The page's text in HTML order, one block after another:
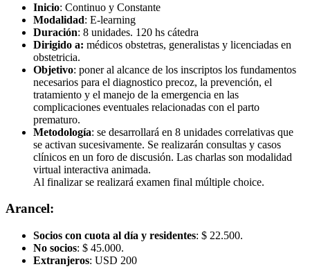
Inicio: Continuo y Constante
Modalidad: E-learning
Duración: 8 unidades. 120 hs cátedra
Dirigido a: médicos obstetras, generalistas y licenciadas en
obstetricia.
Objetivo: poner al alcance de los inscriptos los fundamentos
necesarios para el diagnostico precoz, la prevención, el
tratamiento y el manejo de la emergencia en las
complicaciones eventuales relacionadas con el parto
prematuro.
Metodología: se desarrollará en 8 unidades correlativas que
se activan sucesivamente. Se realizarán consultas y casos
clínicos en un foro de discusión. Las charlas son modalidad
virtual interactiva animada.
Al finalizar se realizará examen final múltiple choice.
Arancel:
Socios con cuota al día y residentes: $ 22.500.
No socios: $ 45.000.
Extranjeros: USD 200